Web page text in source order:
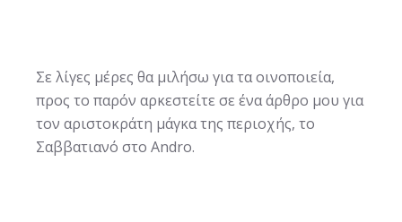
Σε λίγες μέρες θα μιλήσω για τα οινοποιεία,
προς το παρόν αρκεστείτε σε ένα άρθρο μου για
τον αριστοκράτη μάγκα της περιοχής, το
Σαββατιανό στο Andro.